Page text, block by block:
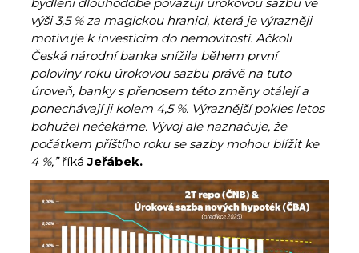
výši 3,5 % za magickou hranici, která je výrazněji
motivuje k investicím do nemovitostí. Ačkoli
Česká národní banka snížila během první
poloviny roku úrokovou sazbu právě na tuto
úroveň, banky s přenosem této změny otálejí a
ponechávají ji kolem 4,5 %. Výraznější pokles letos
bohužel nečekáme. Vývoj ale naznačuje, že
počátkem příštího roku se sazby mohou blížit ke
4 %,”říká Jeřábek.